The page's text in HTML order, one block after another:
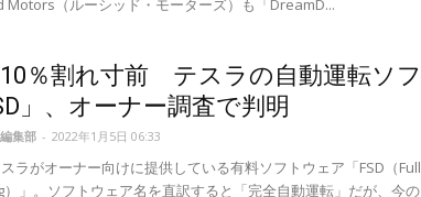
Motors（ルーシッド・モーターズ）も「DreamD...
％割れ寸前 テスラの自動運転ソフ
」、オーナー調査で判明
集部 - 2022年1月5日 06:33
ラがオーナー向けに提供している有料ソフトウェア「FSD（Full
」。ソフトウェア名を直訳すると「完全自動運転」だが、今の